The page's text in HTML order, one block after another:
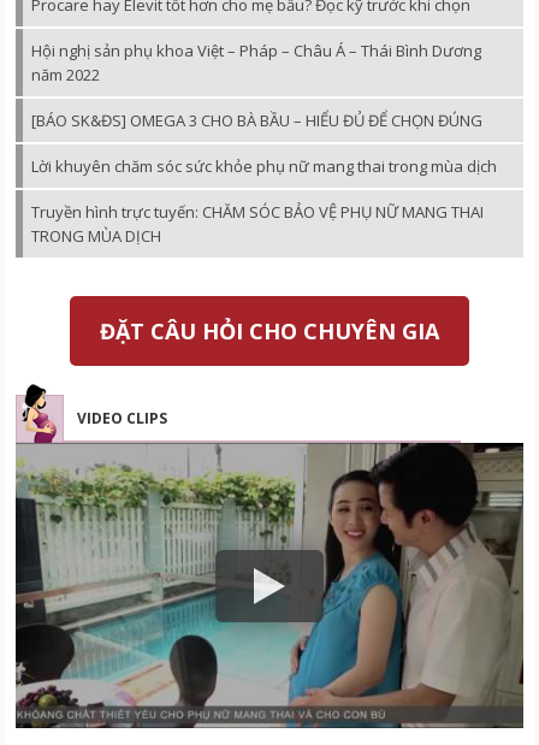
Procare hay Elevit tốt hơn cho mẹ bầu? Đọc kỹ trước khi chọn
Hội nghị sản phụ khoa Việt – Pháp – Châu Á – Thái Bình Dương
năm 2022
[BÁO SK&ĐS] OMEGA 3 CHO BÀ BẦU – HIỂU ĐỦ ĐỂ CHỌN ĐÚNG
Lời khuyên chăm sóc sức khỏe phụ nữ mang thai trong mùa dịch
Truyền hình trực tuyến: CHĂM SÓC BẢO VỆ PHỤ NỮ MANG THAI
TRONG MÙA DỊCH
ĐẶT CÂU HỎI CHO CHUYÊN GIA
VIDEO CLIPS